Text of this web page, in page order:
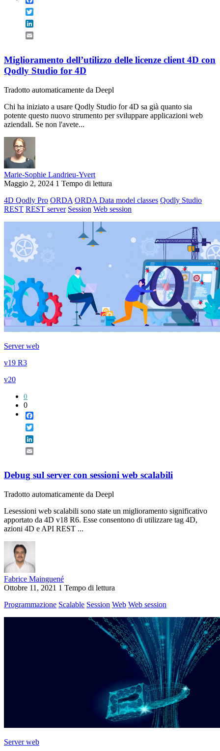
Miglioramento dell’utilizzo delle licenze client 4D con
Qodly Studio for 4D
Tradotto automaticamente da Deepl
Chi ha iniziato a usare Qodly Studio for 4D sa già quanto sia
potente questo nuovo strumento per sviluppare applicazioni web
aziendali. Se non l'avete...
Marie-Sophie Landrieu-Yvert
Maggio 2, 2024 1 Tempo di lettura
4D Qodly Pro ORDA ORDA Data model classes Qodly Studio
REST REST server Session Web session
Server web
v19 R3
v20
0
0
Debug sul server con sessioni web scalabili
Tradotto automaticamente da Deepl
Lesessioni web scalabili sono state un miglioramento significativo
apportato da 4D v18 R6. Esse consentono di utilizzare tag 4D,
azioni 4D e API REST ...
Fabrice Mainguené
Ottobre 11, 2021 1 Tempo di lettura
Programmazione Scalable Session Web Web session
Server web